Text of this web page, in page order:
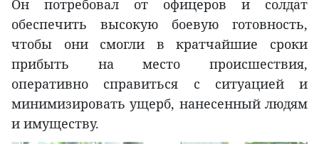
Он потребовал от офицеров и солдат
обеспечить высокую боевую готовность,
чтобы они смогли в кратчайшие сроки
прибыть на место происшествия,
оперативно справиться с ситуацией и
минимизировать ущерб, нанесенный людям
и имуществу.